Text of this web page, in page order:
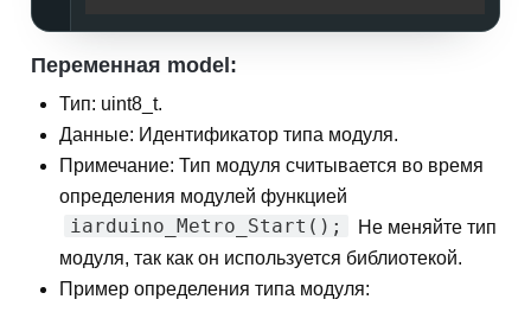
Переменная model:
Тип: uint8_t.
Данные: Идентификатор типа модуля.
Примечание: Тип модуля считывается во время
определения модулей функцией
iarduino_Metro_Start();
Не меняйте тип
модуля, так как он используется библиотекой.
Пример определения типа модуля: